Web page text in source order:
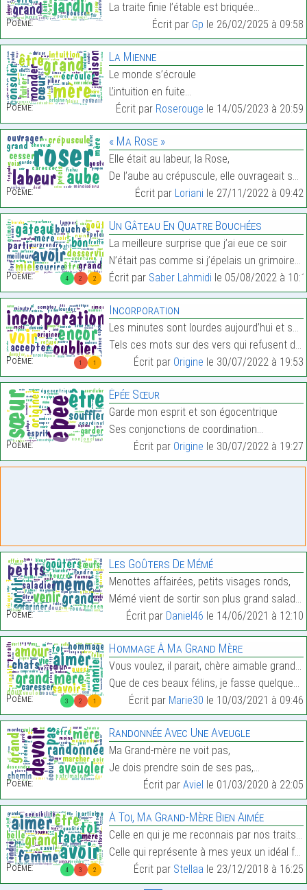
Poème:
La traite finie l’étable est briquée…
Écrit par Gp le 26/02/2025 à 09:58
Poème:
La Mienne
Le monde s’écroule
L’intuition en fuite…
Écrit par Roserouge le 14/05/2023 à 20:59
Poème:
« Ma Rose »
Elle était au labeur, la Rose,
De l’aube au crépuscule, elle ouvrageait sans cess…
Écrit par Loriani le 27/11/2022 à 09:42
4 2 2
Poème:
Un Gâteau En Quatre Bouchées
La meilleure surprise que j’ai eue ce soir
N’était pas comme si j’épelais un grimoire…
Écrit par Saber Lahmidi le 05/08/2022 à
1 1
Poème:
Incorporation
Les minutes sont lourdes aujourd’hui et se compten
Tels ces mots sur des vers qui refusent d’y croire…
Écrit par Origine le 30/07/2022 à 19:53
Poème:
Épée Sœur
Garde mon esprit et son égocentrique
Ses conjonctions de coordination…
Écrit par Origine le 30/07/2022 à 19:27
Poème:
Les Goûters De Mémé
Menottes affairées, petits visages ronds,
Mémé vient de sortir son plus grand saladier.…
Écrit par Daniel46 le 14/06/2021 à 12:10
3 2 1
Poème:
Hommage À Ma Grand Mère
Vous voulez, il parait, chère aimable grand-mère,
Que de ces beaux félins, je fasse quelques vers,…
Écrit par Marie30 le 10/03/2021 à 09:46
Poème:
Randonnée Avec Une Aveugle
Ma Grand-mère ne voit pas,
Je dois prendre soin de ses pas,…
Écrit par Aviel le 01/03/2020 à 22:05
4 3 2
Poème:
À Toi, Ma Grand-Mère Bien Aimée
Celle en qui je me reconnais par nos traits commun
Celle qui représente à mes yeux un idéal féminin…
Écrit par Stellaa le 23/12/2018 à 16:25